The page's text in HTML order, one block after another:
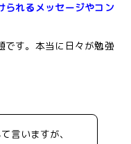
られるメッセージやコン
です。本当に日々が勉強
言いますが、